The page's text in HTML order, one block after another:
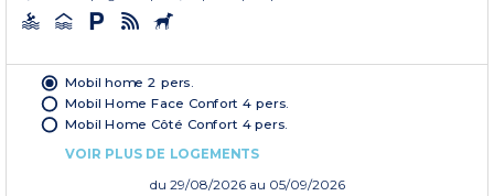
Mobil home 2 pers.
Mobil Home Face Confort 4 pers.
Mobil Home Côté Confort 4 pers.
VOIR PLUS DE LOGEMENTS
du 29/08/2026 au 05/09/2026